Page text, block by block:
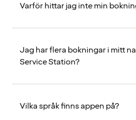
Varför hittar jag inte min
Jag har flera bokningar i mitt
Service Station?
Vilka språk finns appen på?